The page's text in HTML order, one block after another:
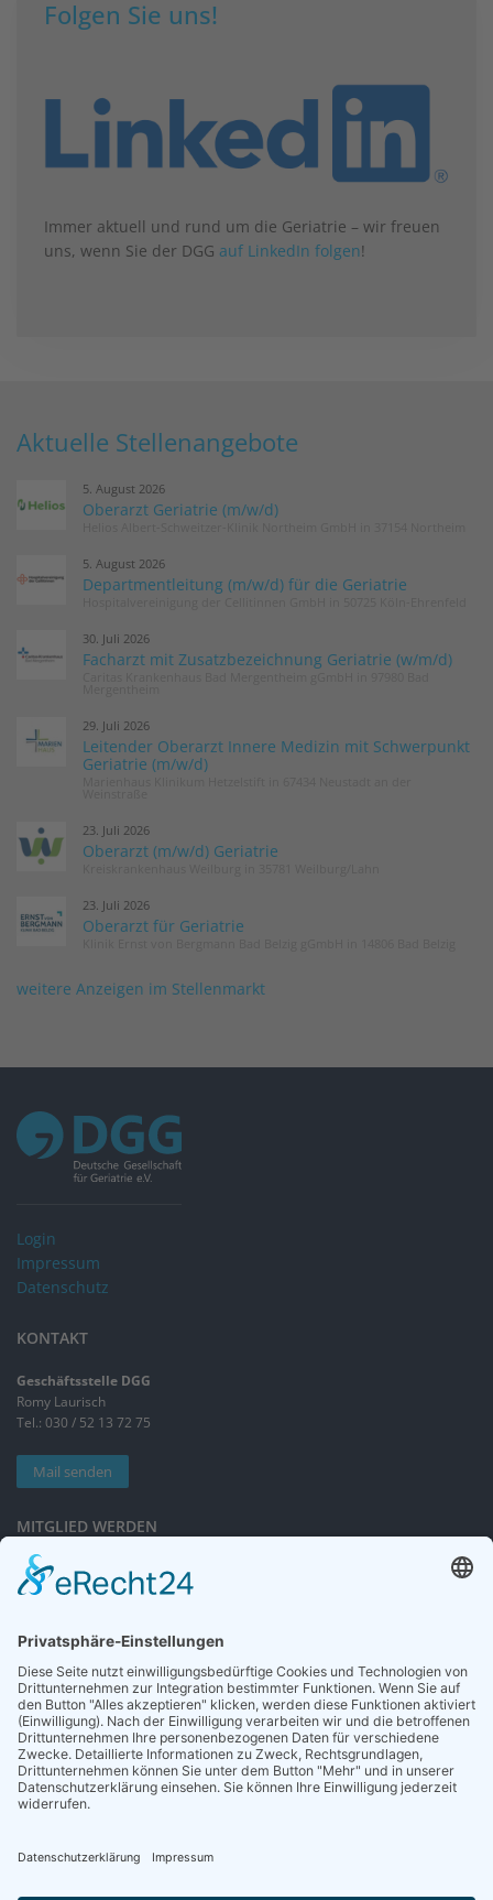
Folgen Sie uns!
Immer aktuell und rund um die Geriatrie – wir freuen
uns, wenn Sie der DGG auf LinkedIn folgen!
Aktuelle Stellenangebote
5. August 2026
Oberarzt Geriatrie (m/w/d)
5. August 2026
Departmentleitung (m/w/d) für die Geriatrie
30. Juli 2026
Facharzt mit Zusatzbezeichnung Geriatrie (w/m/d)
29. Juli 2026
Leitender Oberarzt Innere Medizin mit Schwerpunkt
Geriatrie (m/w/d)
23. Juli 2026
Oberarzt (m/w/d) Geriatrie
23. Juli 2026
Oberarzt für Geriatrie
weitere Anzeigen im Stellenmarkt
Login
Impressum
Datenschutz
KONTAKT
Geschäftsstelle DGG
Romy Laurisch
Tel.: 030 / 52 13 72 75
Mail senden
MITGLIED WERDEN
Sieben gute Gründe
für Ihre Mitgliedschaft
NEWSLETTER
Neuigkeiten rund um die Geriatrie und die DGG – regelmäßig in Ihrem
Postfach.